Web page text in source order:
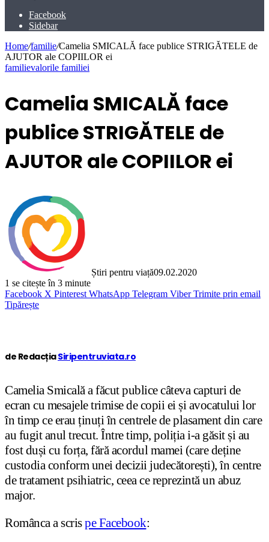
Facebook
Sidebar
Home/familie/Camelia SMICALĂ face publice STRIGĂTELE de
AJUTOR ale COPIILOR ei
familievalorile familiei
Camelia SMICALĂ face
publice STRIGĂTELE de
AJUTOR ale COPIILOR ei
Știri pentru viață09.02.2020
1 se citește în 3 minute
Facebook X Pinterest WhatsApp Telegram Viber Trimite prin email
Tipărește
de RedacțiaSiripentruviata.ro
Camelia Smicală a făcut publice câteva capturi de
ecran cu mesajele trimise de copii ei și avocatului lor
în timp ce erau ținuți în centrele de plasament din care
au fugit anul trecut. Între timp, poliția i-a găsit și au
fost duși cu forța, fără acordul mamei (care deține
custodia conform unei decizii judecătorești), în centre
de tratament psihiatric, ceea ce reprezintă un abuz
major.
Românca a scrispe Facebook: